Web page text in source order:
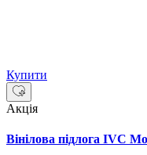
Купити
Акція
Вінілова підлога IVC